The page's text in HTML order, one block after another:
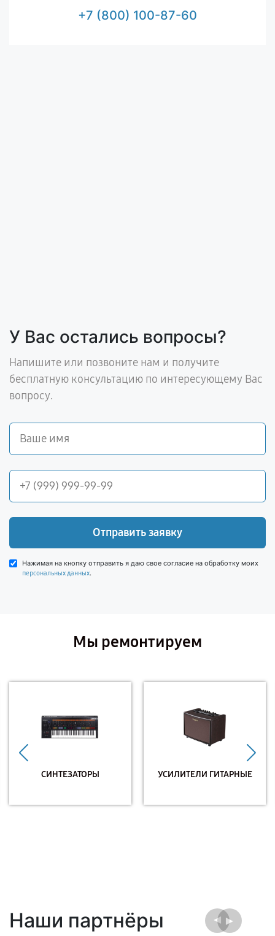
+7 (800) 100-87-60
У Вас остались вопросы?
Напишите или позвоните нам и получите
бесплатную консультацию по интересующему Вас
вопросу.
Отправить заявку
Нажимая на кнопку отправить я даю свое согласие на обработку моих
персональных данных.
Мы ремонтируем
СИНТЕЗАТОРЫ УСИЛИТЕЛИ ГИТАРНЫЕ
Наши партнёры